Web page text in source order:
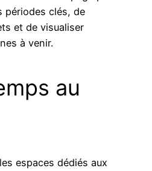
périodes clés, de
et de visualiser
à venir.
au
espaces dédiés aux